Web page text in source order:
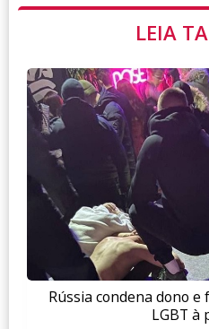
LEIA
Rússia condena dono
LGBT à